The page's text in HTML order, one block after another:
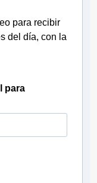
para recibir
del día, con la
para